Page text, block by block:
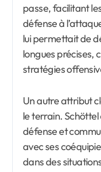
passe, facilitant
défense à
lui permettait de
longues précises,
stratégies
Un autre attribut
le terrain.
défense et
avec ses
dans des